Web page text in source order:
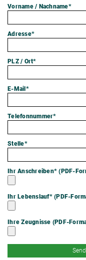
Vorname / Nachname*
Adresse*
PLZ / Ort*
E-Mail*
Telefonnummer*
Stelle*
Ihr Anschreiben* (PDF-
Ihr Lebenslauf* (PDF-
Ihre Zeugnisse (PDF-